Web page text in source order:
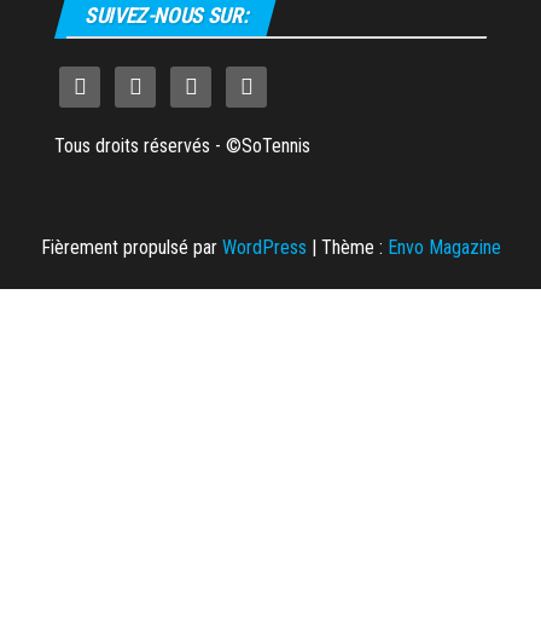
SUIVEZ-NOUS SUR:
Tous droits réservés - ©SoTennis
Fièrement propulsé par WordPress | Thème : Envo Magazine